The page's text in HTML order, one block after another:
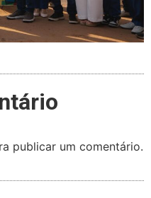
publicar um comentário.